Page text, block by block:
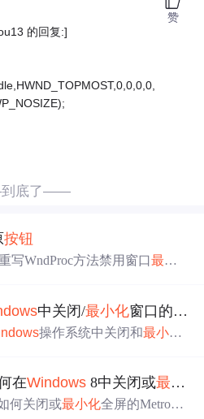
的回复:]
赞
底了——
按钮
写WndProc方法禁用窗口最小
中关闭/最小化窗口的几种快捷方法
操作系统中关闭和最小化
高生产力。
在Windows 8中关闭或最小化
何关闭或最小化全屏的Metro应